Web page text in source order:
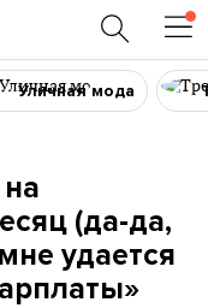
Уличная мода
(да-да,
удается